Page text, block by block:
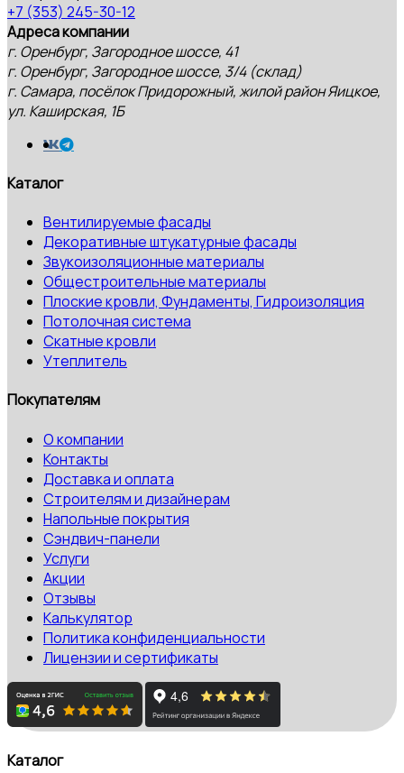
+7 (353) 245-30-12
Адреса компании
г. Оренбург, Загородное шоссе, 41
г. Оренбург, Загородное шоссе, 3/4 (склад)
г. Самара, посёлок Придорожный, жилой район Яицкое,
ул. Каширская, 1Б
Каталог
Вентилируемые фасады
Декоративные штукатурные фасады
Звукоизоляционные материалы
Общестроительные материалы
Плоские кровли, Фундаменты, Гидроизоляция
Потолочная система
Скатные кровли
Утеплитель
Покупателям
О компании
Контакты
Доставка и оплата
Строителям и дизайнерам
Напольные покрытия
Сэндвич-панели
Услуги
Акции
Отзывы
Калькулятор
Политика конфиденциальности
Лицензии и сертификаты
Каталог